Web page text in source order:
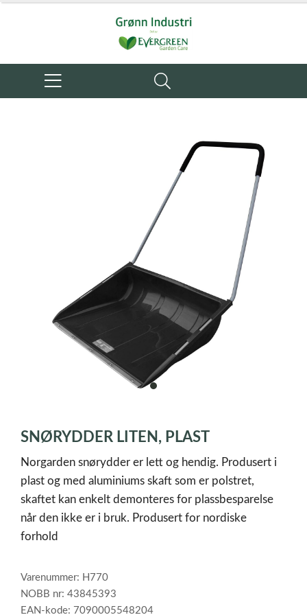
item
of
1
SNØRYDDER LITEN, PLAST
Norgarden snørydder er lett og hendig. Produsert i
plast og med aluminiums skaft som er polstret,
skaftet kan enkelt demonteres for plassbesparelse
når den ikke er i bruk. Produsert for nordiske
forhold
Varenummer: H770
NOBB nr: 43845393
EAN-kode: 7090005548204